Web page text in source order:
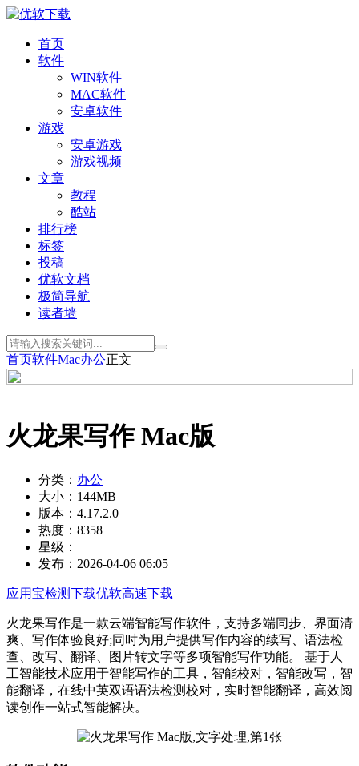
首页
软件
WIN软件
MAC软件
安卓软件
游戏
安卓游戏
游戏视频
文章
教程
酷站
排行榜
标签
投稿
优软文档
极简导航
读者墙
首页软件Mac办公正文
火龙果写作 Mac版
分类： 办公
大小： 144MB
版本： 4.17.2.0
热度： 8358
星级：
发布： 2026-04-06 06:05
应用宝检测下载优软高速下载
火龙果写作是一款云端智能写作软件，支持多端同步、界面清
爽、写作体验良好;同时为用户提供写作内容的续写、语法检
查、改写、翻译、图片转文字等多项智能写作功能。 基于人
工智能技术应用于智能写作的工具，智能校对，智能改写，智
能翻译，在线中英双语语法检测校对，实时智能翻译，高效阅
读创作一站式智能解决。